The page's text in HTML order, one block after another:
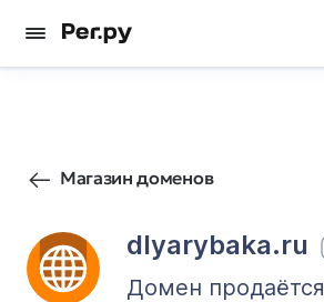
Магазин доменов
dlyarybaka.ru
Домен продаётся